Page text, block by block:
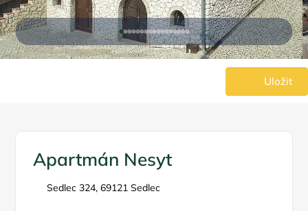
Uložit
Apartmán Nesyt
Sedlec 324, 69121 Sedlec